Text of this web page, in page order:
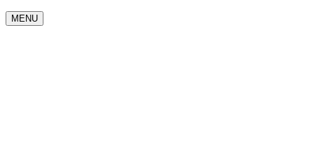
MENU